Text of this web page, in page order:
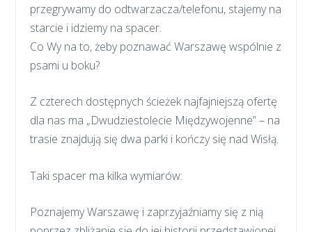
przegrywamy do odtwarzacza/telefonu, stajemy na
starcie i idziemy na spacer.
Co Wy na to, żeby poznawać Warszawę wspólnie z
psami u boku?
Z czterech dostępnych ścieżek najfajniejszą ofertę
dla nas ma „Dwudziestolecie Międzywojenne” – na
trasie znajdują się dwa parki i kończy się nad Wisłą.
Taki spacer ma kilka wymiarów:
Poznajemy Warszawę i zaprzyjaźniamy się z nią